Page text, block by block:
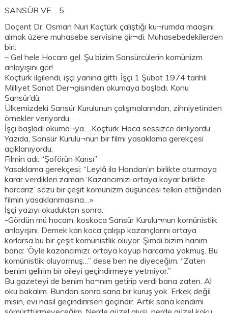
SANSÜR VE… 5
Doçent Dr. Osman Nuri Koçtürk çalıştığı ku¬rumda maaşını
almak üzere muhasebe servisine gir¬di. Muhasebedekilerden
biri:
– Gel hele Hocam gel. Şu bizim Sansürcülerin komünizm
anlayışını gör!
Koçtürk ilgilendi, işçi yanına gitti. İşçi 1 Şubat 1974 tarihli
Milliyet Sanat Der¬gisinden okumaya başladı. Konu
Sansür’dü.
Ülkemizdeki Sansür Kurulunun çalışmalarından, zihniyetinden
örnekler veriyordu.
İşçi başladı okuma¬ya… Koçtürk Hoca sessizce dinliyordu…
Yazıda, Sansür Kurulu¬nun bir filmi yasaklama gerekçesi
açıklanıyordu:
Filmin adı: “Şoförün Karısı”
Yasaklama gerekçesi: “Leylâ ila Handan’ın birlikte oturmaya
karar verdikleri zaman ‘Kazancımızı ortaya koyar birlikte
harcarız’ sözü bir çeşit komünizm düşüncesi telkin ettiğinden
filmin yasaklanmasına…»
İşçi yazıyı okuduktan sonra:
-Gördün mü hocam, koskoca Sansür Kurulu¬nun komünistlik
anlayışını. Demek karı koca çalışıp kazançlarını ortaya
korlarsa bu bir çeşit komünistlik oluyor. Şimdi bizim hanım
bana: ‘Öyle kazancımızı: ortaya koyup harcama yokmuş. Bu
komünistlik oluyormuş…” dese ben ne diyeceğim. “Zaten
benim gelirim bir aileyi geçindirmeye yetmiyor.”
Bu gazeteyi de benim ha¬nım getirip verdi bana zaten. Al
oku bakalım. Bundan sonra sana bir kuruş yok. Erkek değil
misin, evi nasıl geçindirirsen geçindir. Artık sana kendimi